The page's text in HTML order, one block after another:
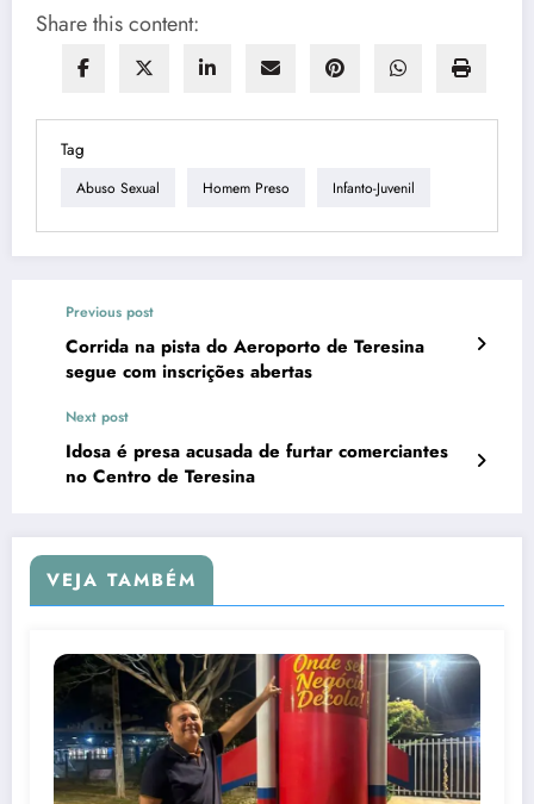
Share this content:
Tag
Abuso Sexual Homem Preso Infanto-Juvenil
Previous post
Corrida na pista do Aeroporto de Teresina
segue com inscrições abertas
Next post
Idosa é presa acusada de furtar comerciantes
no Centro de Teresina
VEJA TAMBÉM